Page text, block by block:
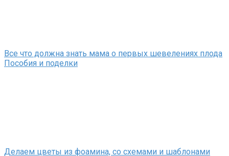
Все что должна знать мама о первых шевелениях плода
Пособия и поделки
Делаем цветы из фоамина, со схемами и шаблонами